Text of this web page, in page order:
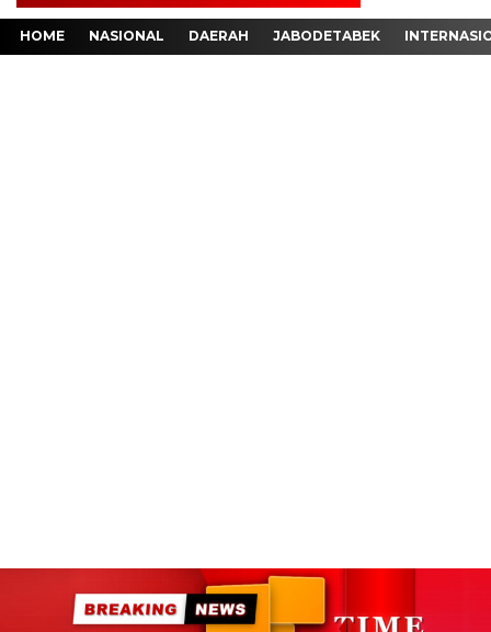
HOME NASIONAL DAERAH JABODETABEK